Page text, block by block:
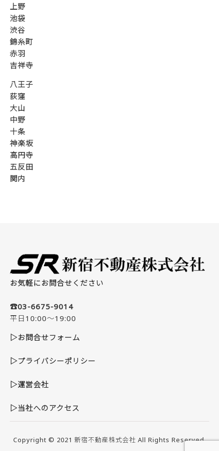
上野
池袋
渋谷
錦糸町
赤羽
吉祥寺
八王子
荻窪
大山
中野
十条
神楽坂
高円寺
五反田
関内
お気軽にお問合せください
☎03-6675-9014
平日10:00～19:00
▷お問合せフォーム
▷プライバシーポリシー
▷運営会社
▷当社へのアクセス
Copyright © 2021 新宿不動産株式会社 All Rights Reserved.